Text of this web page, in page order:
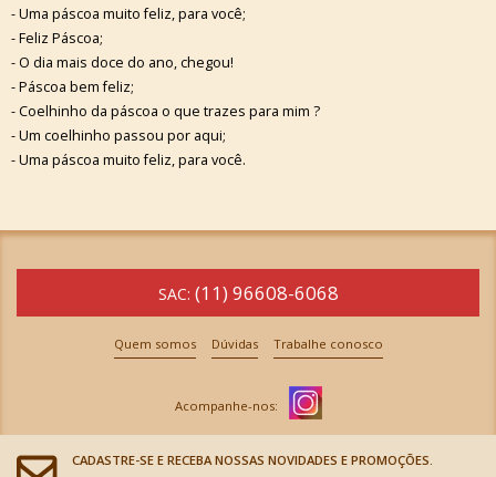
- Uma páscoa muito feliz, para você;
- Feliz Páscoa;
- O dia mais doce do ano, chegou!
- Páscoa bem feliz;
- Coelhinho da páscoa o que trazes para mim ?
- Um coelhinho passou por aqui;
- Uma páscoa muito feliz, para você.
SAC: (11) 96608-6068
Quem somos Dúvidas Trabalhe conosco
CADASTRE-SE E RECEBA NOSSAS NOVIDADES E PROMOÇÕES.